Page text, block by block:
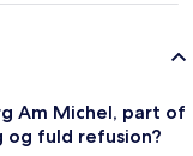
Am Michel, part of
fuld refusion?